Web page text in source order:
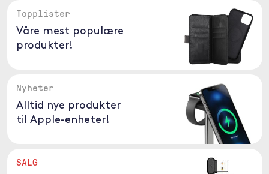
Topplister
Våre mest populære
produkter!
Nyheter
Alltid nye produkter
til Apple-enheter!
SALG